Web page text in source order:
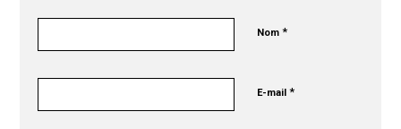
Nom*
E-mail*